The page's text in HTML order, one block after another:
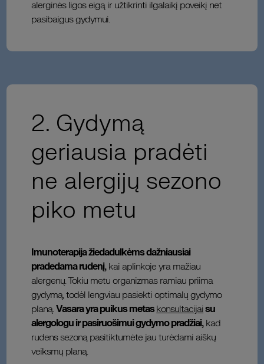
alerginės ligos eigą ir užtikrinti ilgalaikį poveikį net
pasibaigus gydymui.
2. Gydymą
geriausia pradėti
ne alergijų sezono
piko metu
Imunoterapija žiedadulkėms dažniausiai
pradedama rudenį,kai aplinkoje yra mažiau
alergenų. Tokiu metu organizmas ramiau priima
gydymą, todėl lengviau pasiekti optimalų gydymo
planą.Vasara yra puikus metaskonsultacijaisu
alergologu ir pasiruošimui gydymo pradžiai,kad
rudens sezoną pasitiktumėte jau turėdami aiškų
veiksmų planą.